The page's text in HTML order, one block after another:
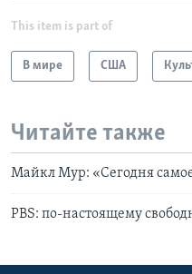
This item is part of
В мире США
Читайте также
Майкл Мур: «Сегодня
PBS: по-настоящему